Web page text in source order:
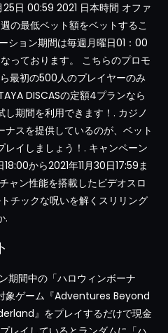
日 00:59 2021 日本時間 オファ
の最低ベット額をベットするこ
ション期間は毎週月曜日01：00
っております。 こちらのプロモ
最初の500人のプレイヤーのみ
DISCASの定額4プランなら
期間を利用できます！. カジノ
スを提供しているのが、ベット
イしましょう！. キャンペーン
から2021年11月30日17:59ま
ャン性能を搭載したビデオスロ
チックな呪いを解くスリリング
.
期間中の「ハロウィンボーナ
象ゲーム『Adventures Beyond
』をプレイするだけで現金